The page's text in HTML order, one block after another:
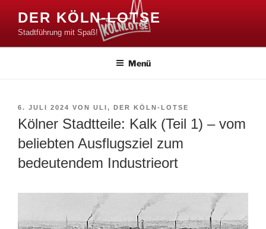
Inhalt
springen
DER KÖLN-LOTSE
Stadtführung mit Spaß!
Menü
VERÖFFENTLICHT
AM
6. JULI 2024 VON ULI, DER KÖLN-LOTSE
Kölner Stadtteile: Kalk (Teil 1) – vom
beliebten Ausflugsziel zum
bedeutendem Industrieort